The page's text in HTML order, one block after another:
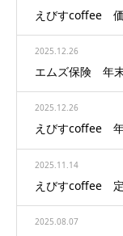
えびすcoffee
2025.12.26
エムズ保険 年
2025.12.26
えびすcoffee
2025.11.14
えびすcoffee
2025.08.07